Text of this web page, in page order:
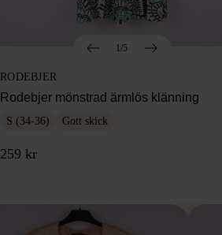
1/5
RODEBJER
Rodebjer mönstrad ärmlös klänning
S (34-36) Gott skick
259 kr